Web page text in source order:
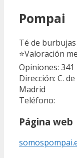
Pompai
Té de burbujas
⭐Valoración
Opiniones: 341
Dirección: C.
Madrid
Teléfono:
Página web